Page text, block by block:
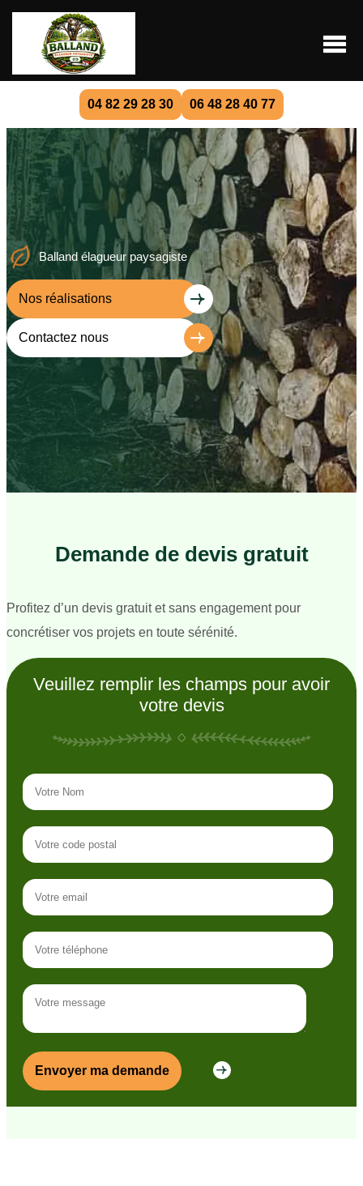
04 82 29 28 30 06 48 28 40 77
Balland élagueur paysagiste
Nos réalisations
Contactez nous
Demande de devis gratuit
Profitez d’un devis gratuit et sans engagement pour
concrétiser vos projets en toute sérénité.
Veuillez remplir les champs pour avoir
votre devis